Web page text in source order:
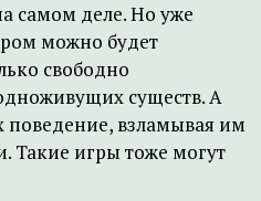
самом деле. Но уже
можно будет
свободно
существ. А
поведение, взламывая им
Такие игры тоже могут